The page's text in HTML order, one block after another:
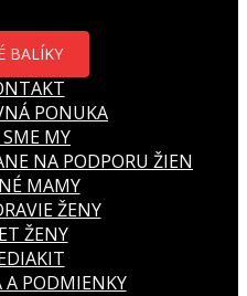
BALÍKY
PONUKA
MY
NA PODPORU ŽIEN
MAMY
ŽENY
ŽENY
A PODMIENKY